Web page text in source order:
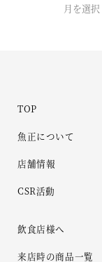
TOP
魚正について
店舗情報
CSR活動
飲食店様へ
来店時の商品一覧